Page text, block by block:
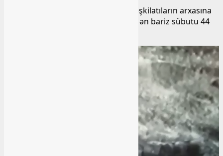
Ermənistanın hansısa dövlətlərin, təşkilatıların arxasına
sığınması heç nə ifadə etmir. Bunun ən bariz sübutu 44